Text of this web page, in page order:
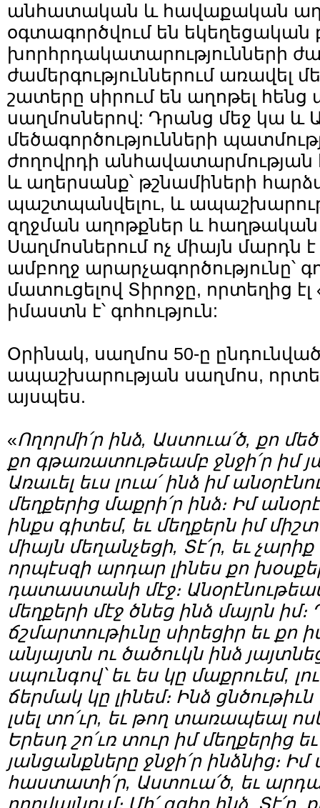
անհատական և հավաքական
օգտագործվում են եկեղեցական
խորհրդակատարությունների
ժամերգություններում առավել
շատերը սիրում են աղոթել հենց
սաղմոսներով: Դրանց մեջ կա և
մեծագործությունների
ժողովրդի անհավատարմության
և աղերսանք՝ թշնամիների
պաշտպանվելու, և
զղջման աղոթքներ և հաղթական
Սաղմոսներում ոչ միայն մարդն
ամբողջ արարչագործությունը՝
մատուցելով Տիրոջը, որտեղից
իմաստն է՝ գոհություն:
Օրինակ, սաղմոս 50-ը
ապաշխարության սաղմոս,
այսպես.
«Ողորմի՛ր ինձ, Աստուա՛ծ, քո
քո գթառատութեամբ ջնջի՛ր իմ
Առաւել եւս լուա՛ ինձ իմ
մեղքերից մաքրի՛ր ինձ։ Իմ
ինքս գիտեմ, եւ մեղքերն իմ
միայն մեղանչեցի, Տէ՛ր, եւ
որպէսզի արդար լինես քո
դատաստանի մէջ։
մեղքերի մէջ ծնեց ինձ մայրն իմ։
ճշմարտութիւնը սիրեցիր եւ քո
անյայտն ու ծածուկն ինձ
սպունգով՝ եւ ես կը մաքրուեմ,
ճերմակ կը լինեմ։ Ինձ
լսել տո՛ւր, եւ թող տառապեալ
Երեսդ շո՛ւռ տուր իմ մեղքերից
յանցանքները ջնջի՛ր ինձնից։
հաստատի՛ր, Աստուա՛ծ, եւ
որովայնում։ Մի՛ գցիր ինձ, Տէ՛ր,